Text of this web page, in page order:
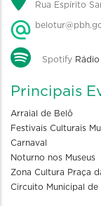
Rua Espírito
Spotify
Principais
Arraial de Belô
Festivais Culturais
Carnaval
Noturno nos Museus
Zona Cultura Praça
Circuito Municipal de